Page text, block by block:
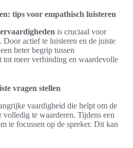
tips voor empathisch luisteren
is cruciaal voor
. Door actief te luisteren en de juiste
beter begrip tussen
tot meer verbinding en waardevolle
vragen stellen
vaardigheid die helpt om de
volledig te waarderen. Tijdens een
te focussen op de spreker. Dit kan